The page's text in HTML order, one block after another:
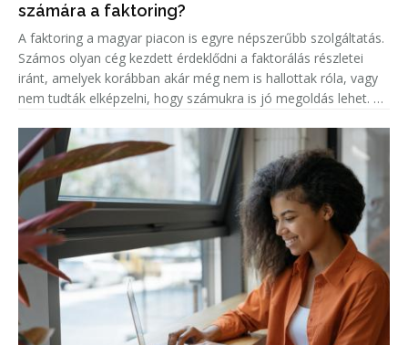
számára a faktoring?
A faktoring a magyar piacon is egyre népszerűbb szolgáltatás.
Számos olyan cég kezdett érdeklődni a faktorálás részletei
iránt, amelyek korábban akár még nem is hallottak róla, vagy
nem tudták elképzelni, hogy számukra is jó megoldás lehet. A